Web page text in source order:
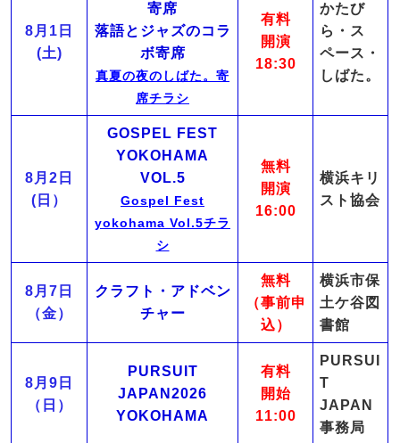
8月1日
(土)
寄席
落語とジャズのコラ
ボ寄席
真夏の夜のしばた。寄
席チラシ
有料
開演
18:30
かたび
ら・ス
ペース・
しばた。
8月2日
(日）
GOSPEL FEST
YOKOHAMA
VOL.5
Gospel Fest
yokohama Vol.5チラ
シ
無料
開演
16:00
横浜キリ
スト協会
8月7日
（金）
クラフト・アドベン
チャー
無料
（事前申
込）
横浜市保
土ケ谷図
書館
8月9日
（日）
PURSUIT
JAPAN2026
YOKOHAMA
有料
開始
11:00
PURSUI
T
JAPAN
事務局